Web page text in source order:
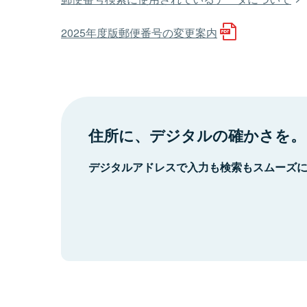
2025年度版郵便番号の変更案内
住所に、デジタルの確かさを。
デジタルアドレスで入力も検索もスムーズ